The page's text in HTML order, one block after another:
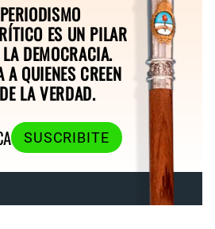
ES UN PILAR
DEMOCRACIA.
A QUIENES CREEN
LA VERDAD.
SUSCRIBITE